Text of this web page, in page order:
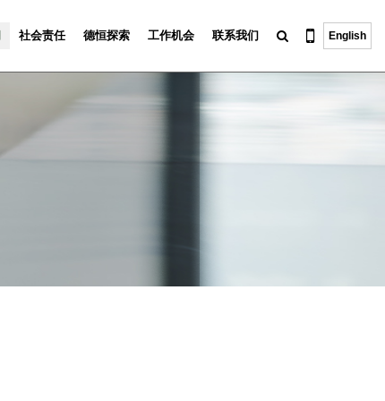
社会责任 德恒探索 工作机会 联系我们 English